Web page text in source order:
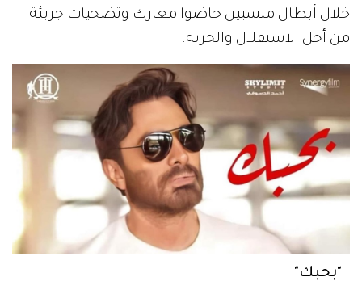
خلال أبطال منسيين خاضوا معارك وتضحيات جريئة
من أجل الاستقلال والحرية.
"بحبك"